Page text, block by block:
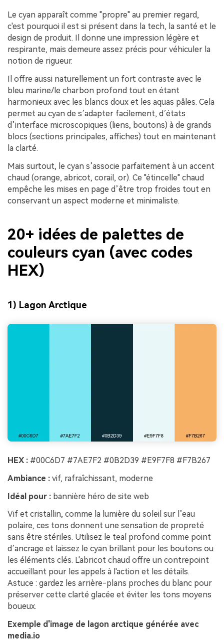
Le cyan apparaît comme "propre" au premier regard,
c'est pourquoi il est si présent dans la tech, la santé et le
design de produit. Il donne une impression légère et
respirante, mais demeure assez précis pour véhiculer la
notion de rigueur.
Il offre aussi naturellement un fort contraste avec le
bleu marine/le charbon profond tout en étant
harmonieux avec les blancs doux et les aquas pâles. Cela
permet au cyan de s’adapter facilement, d’états
d’interface microscopiques (liens, boutons) à de grands
blocs (sections principales, affiches) tout en maintenant
la clarté.
Mais surtout, le cyan s’associe parfaitement à un accent
chaud (orange, abricot, corail, or). Ce "étincelle" chaud
empêche les mises en page d’être trop froides tout en
conservant un aspect moderne et minimaliste.
20+ idées de palettes de
couleurs cyan (avec codes
HEX)
1) Lagon Arctique
HEX : #00C6D7 #7AE7F2 #0B2D39 #E9F7F8 #F7B267
Ambiance : vif, rafraîchissant, moderne
Idéal pour : bannière héro de site web
Vif et cristallin, comme la lumière du soleil sur l’eau
polaire, ces tons donnent une sensation de propreté
sans être stériles. Utilisez le teal profond comme point
d’ancrage et laissez le cyan brillant pour les boutons ou
les éléments clés. L'abricot chaud offre un contrepoint
accueillant pour les appels à l'action et les détails.
Astuce : gardez les arrière-plans proches du blanc pour
préserver cette clarté glacée et éviter les tons moyens
boueux.
Exemple d'image de lagon arctique générée avec
media.io